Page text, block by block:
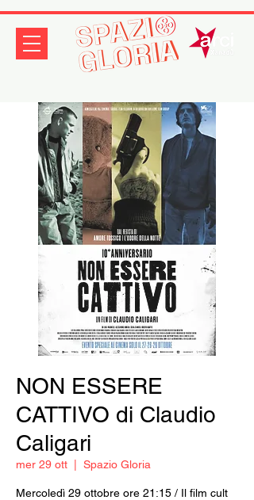
NON ESSERE
CATTIVO di Claudio
Caligari
mer 29 ott Spazio Gloria
Mercoledì 29 ottobre ore 21:15 / Il film cult